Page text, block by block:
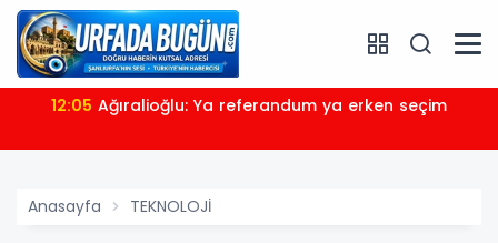
12:05 Ağıralioğlu: Ya referandum ya erken seçim
Anasayfa TEKNOLOJİ